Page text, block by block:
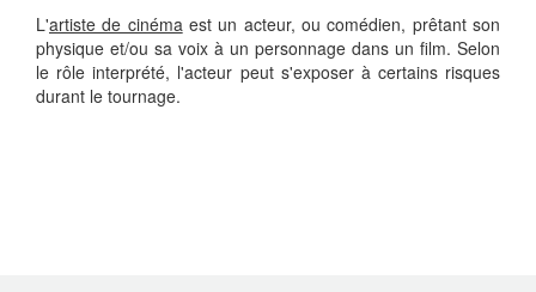
L'artiste de cinémaest un acteur, ou comédien, prêtant son
physique et/ou sa voix à un personnage dans un film. Selon
le rôle interprété, l'acteur peut s'exposer à certains risques
durant le tournage.